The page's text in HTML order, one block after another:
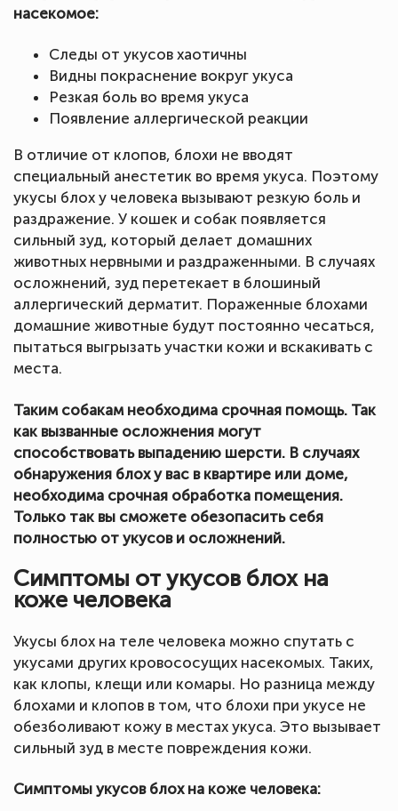
насекомое:
Следы от укусов хаотичны
Видны покраснение вокруг укуса
Резкая боль во время укуса
Появление аллергической реакции
В отличие от клопов, блохи не вводят
специальный анестетик во время укуса. Поэтому
укусы блох у человека вызывают резкую боль и
раздражение. У кошек и собак появляется
сильный зуд, который делает домашних
животных нервными и раздраженными. В случаях
осложнений, зуд перетекает в блошиный
аллергический дерматит. Пораженные блохами
домашние животные будут постоянно чесаться,
пытаться выгрызать участки кожи и вскакивать с
места.
Таким собакам необходима срочная помощь. Так
как вызванные осложнения могут
способствовать выпадению шерсти. В случаях
обнаружения блох у вас в квартире или доме,
необходима срочная обработка помещения.
Только так вы сможете обезопасить себя
полностью от укусов и осложнений.
Симптомы от укусов блох на
коже человека
Укусы блох на теле человека можно спутать с
укусами других кровососущих насекомых. Таких,
как клопы, клещи или комары. Но разница между
блохами и клопов в том, что блохи при укусе не
обезболивают кожу в местах укуса. Это вызывает
сильный зуд в месте повреждения кожи.
Симптомы укусов блох на коже человека: